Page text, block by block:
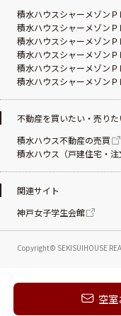
空
Copyright© SEKISUIHOUSE
積水ハウスシャーメゾン
積水ハウスシャーメゾンＰ
積水ハウスシャーメゾン
積水ハウスシャーメゾンＰ
積水ハウスシャーメゾン
積水ハウスシャーメゾンＰ
不動産を買いたい・売りた
積水ハウス不動産の売買
積水ハウス（戸建住宅・注
関連サイト
神戸女子学生会館